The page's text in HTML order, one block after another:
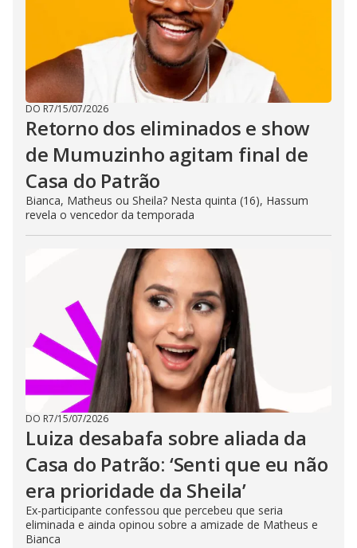
DO R7/15/07/2026
Retorno dos eliminados e show
de Mumuzinho agitam final de
Casa do Patrão
Bianca, Matheus ou Sheila? Nesta quinta (16), Hassum
revela o vencedor da temporada
DO R7/15/07/2026
Luiza desabafa sobre aliada da
Casa do Patrão: ‘Senti que eu não
era prioridade da Sheila’
Ex-participante confessou que percebeu que seria
eliminada e ainda opinou sobre a amizade de Matheus e
Bianca